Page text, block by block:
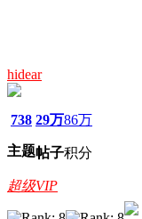
hidear
738
主题
29万
帖子
86万
积分
超级VIP